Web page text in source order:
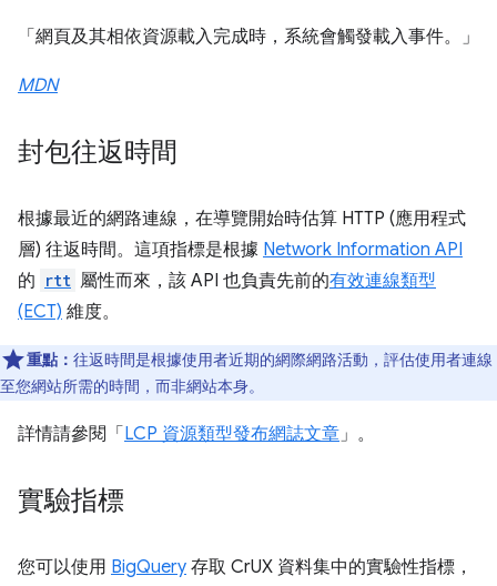
「網頁及其相依資源載入完成時，系統會觸發載入事件。」
MDN
封包往返時間
根據最近的網路連線，在導覽開始時估算 HTTP (應用程式
層) 往返時間。這項指標是根據 Network Information API
的 rtt 屬性而來，該 API 也負責先前的有效連線類型
(ECT) 維度。
重點： 往返時間是根據使用者近期的網際網路活動，評估使用者連線
至您網站所需的時間，而非網站本身。
詳情請參閱「 LCP 資源類型發布網誌文章」。
實驗指標
您可以使用 BigQuery 存取 CrUX 資料集中的實驗性指標，